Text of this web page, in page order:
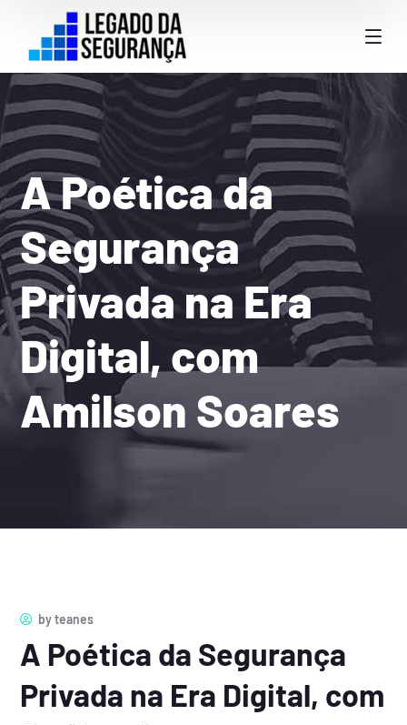
A Poética da
Segurança
Privada na Era
Digital, com
Amilson Soares
byteanes
A Poética da Segurança
Privada na Era Digital, com